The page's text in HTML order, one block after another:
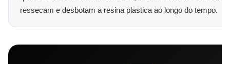
ressecam e desbotam a resina plastica ao longo do tempo.